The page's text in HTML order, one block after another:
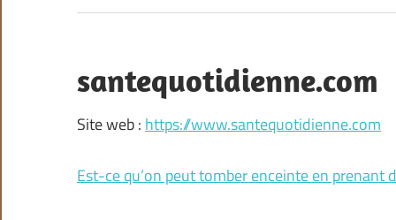
santequotidienne.com
Site web : https://www.santequotidienne.com
Est-ce qu’on peut tomber enceinte en prenant